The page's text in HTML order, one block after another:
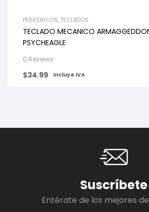
PERIFÉRICOS, TECLADOS
TECLADO MECANICO
PSYCHEAGLE
0 Reviews
$34.99 Incluye IVA
Suscríbete
Entérate de los mejores